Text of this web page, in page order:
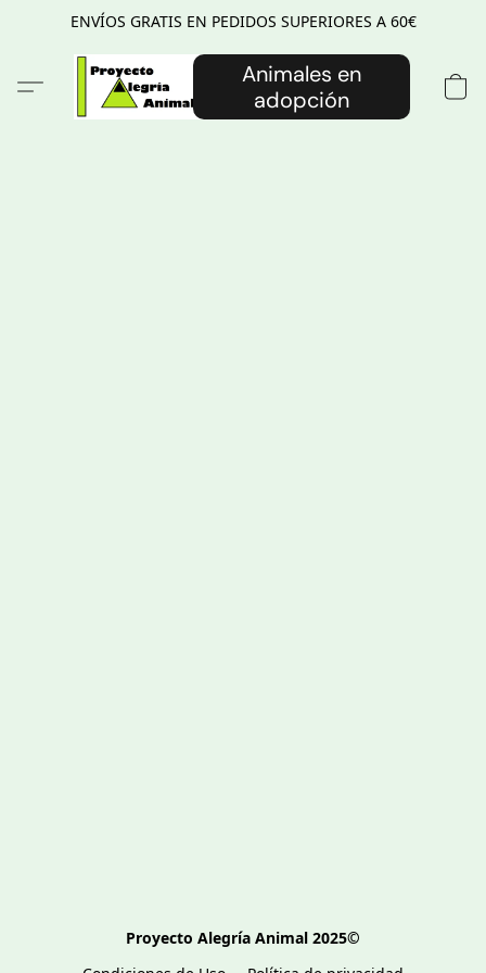
ENVÍOS GRATIS EN PEDIDOS SUPERIORES A 60€
Animales en
adopción
Proyecto Alegría Animal 2025©